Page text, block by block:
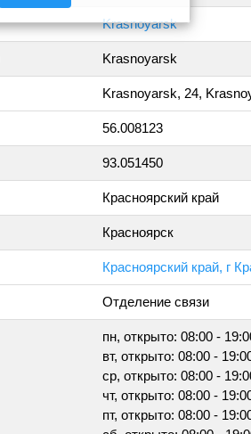
Krasnoyarsk
Krasnoyarsk
Krasnoyarsk, 24,
56.008123
93.051450
Красноярский край
Красноярск
Красноярский край, г
Отделение связи
пн, открыто: 08:00 -
вт, открыто: 08:00 -
ср, открыто: 08:00 -
чт, открыто: 08:00 -
пт, открыто: 08:00 -